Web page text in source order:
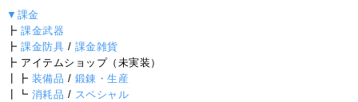
▼課金
┣課金武器
┣課金防具 / 課金雑貨
┣ アイテムショップ（未実装）
┃┣ 装備品 / 鍛錬・生産
┃┗ 消耗品 / スペシャル